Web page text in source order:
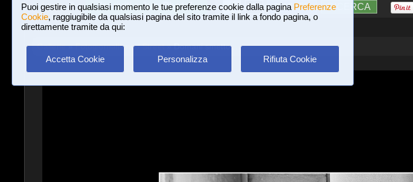
Puoi gestire in qualsiasi momento le tue preferenze cookie dalla pagina Preferenze
Cookie, raggiugibile da qualsiasi pagina del sito tramite il link a fondo pagina, o
direttamente tramite da qui:
Accetta Cookie Personalizza Rifiuta Cookie
Login Iscriviti a JuzaPhoto! A A ?AIUTO RICERCA
Gallerie»Fotogiornalismo / Street» Domani smetto...